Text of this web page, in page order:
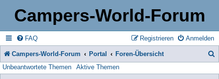
Campers-World-Forum
FAQ Anmelden
Registrieren
Campers-World-Forum Portal Foren-Übersicht
Unbeantwortete Themen Aktive Themen